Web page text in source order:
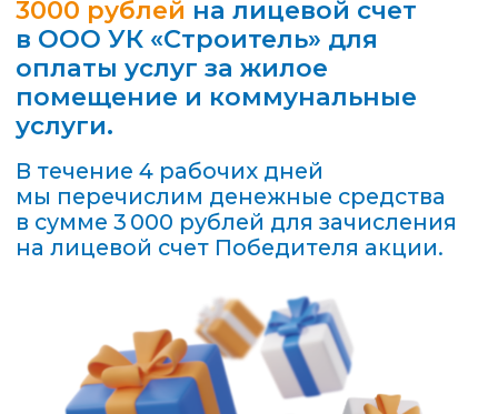
Шаг 1.Для участия в акции
необходимо оплатить в мобильном
приложении «Квартплата+» или
на сайте kvartplata.ru услуги
управляющей компании ООО УК
«Строитель», которая обслуживает
20.03.2026 г. включительно.
Минимальная сумма оплаты для
участия в акции 100 рублей.
Шаг 2. Перечень участников акции
будет размещен на этом сайте
24.03.2026 г. включительно.
Убедитесь, что ваш лицевой счет
внесен в перечень Участников акции.
Если вы не нашли свой номер
в реестре, обратитесь к нам
по электронной почте product@fsg.ru
по 26.03.2026 г. включительно.